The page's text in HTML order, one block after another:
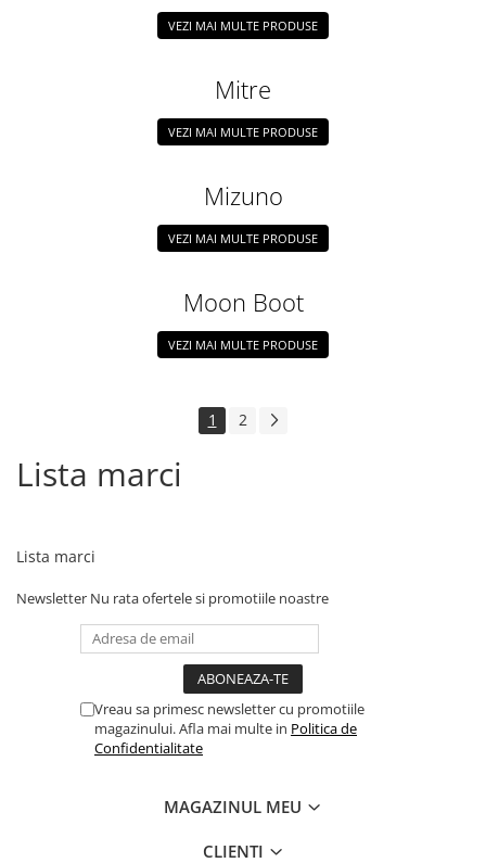
VEZI MAI MULTE PRODUSE
Mitre
VEZI MAI MULTE PRODUSE
Mizuno
VEZI MAI MULTE PRODUSE
Moon Boot
VEZI MAI MULTE PRODUSE
1 2
Lista marci
Lista marci
Newsletter Nu rata ofertele si promotiile noastre
Vreau sa primesc newsletter cu promotiile
magazinului. Afla mai multe in Politica de
Confidentialitate
MAGAZINUL MEU
CLIENTI